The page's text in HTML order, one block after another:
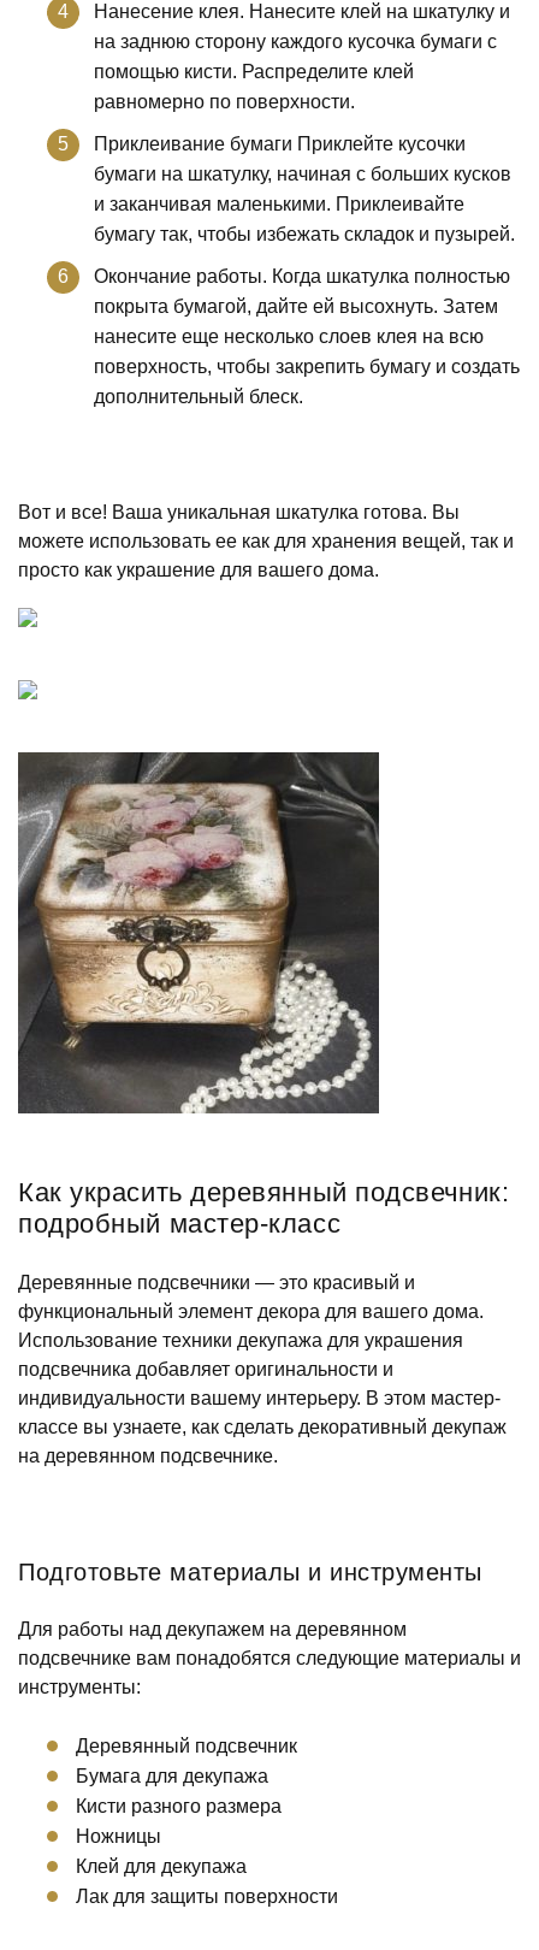
Нанесение клея. Нанесите клей на шкатулку и
на заднюю сторону каждого кусочка бумаги с
помощью кисти. Распределите клей
равномерно по поверхности.
Приклеивание бумаги Приклейте кусочки
бумаги на шкатулку, начиная с больших кусков
и заканчивая маленькими. Приклеивайте
бумагу так, чтобы избежать складок и пузырей.
Окончание работы. Когда шкатулка полностью
покрыта бумагой, дайте ей высохнуть. Затем
нанесите еще несколько слоев клея на всю
поверхность, чтобы закрепить бумагу и создать
дополнительный блеск.
Вот и все! Ваша уникальная шкатулка готова. Вы
можете использовать ее как для хранения вещей, так и
просто как украшение для вашего дома.
Как украсить деревянный подсвечник:
подробный мастер-класс
Деревянные подсвечники — это красивый и
функциональный элемент декора для вашего дома.
Использование техники декупажа для украшения
подсвечника добавляет оригинальности и
индивидуальности вашему интерьеру. В этом мастер-
классе вы узнаете, как сделать декоративный декупаж
на деревянном подсвечнике.
Подготовьте материалы и инструменты
Для работы над декупажем на деревянном
подсвечнике вам понадобятся следующие материалы и
инструменты:
Деревянный подсвечник
Бумага для декупажа
Кисти разного размера
Ножницы
Клей для декупажа
Лак для защиты поверхности